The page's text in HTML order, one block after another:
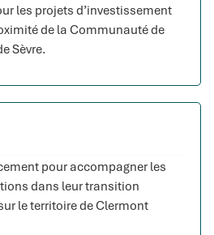
les projets d’investissement
de la Communauté de
Sèvre.
pour accompagner les
dans leur transition
le territoire de Clermont